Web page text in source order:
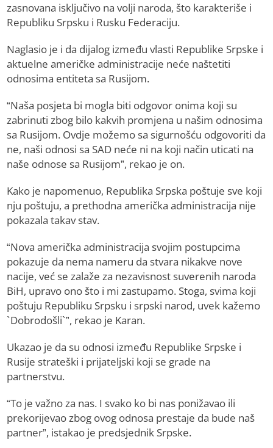
zasnovana isključivo na volji naroda, što karakteriše i
Republiku Srpsku i Rusku Federaciju.
Naglasio je i da dijalog između vlasti Republike Srpske i
aktuelne američke administracije neće naštetiti
odnosima entiteta sa Rusijom.
“Naša posjeta bi mogla biti odgovor onima koji su
zabrinuti zbog bilo kakvih promjena u našim odnosima
sa Rusijom. Ovdje možemo sa sigurnošću odgovoriti da
ne, naši odnosi sa SAD neće ni na koji način uticati na
naše odnose sa Rusijom”, rekao je on.
Kako je napomenuo, Republika Srpska poštuje sve koji
nju poštuju, a prethodna američka administracija nije
pokazala takav stav.
“Nova američka administracija svojim postupcima
pokazuje da nema nameru da stvara nikakve nove
nacije, već se zalaže za nezavisnost suverenih naroda
BiH, upravo ono što i mi zastupamo. Stoga, svima koji
poštuju Republiku Srpsku i srpski narod, uvek kažemo
`Dobrodošli`”, rekao je Karan.
Ukazao je da su odnosi između Republike Srpske i
Rusije strateški i prijateljski koji se grade na
partnerstvu.
“To je važno za nas. I svako ko bi nas ponižavao ili
prekorijevao zbog ovog odnosa prestaje da bude naš
partner”, istakao je predsjednik Srpske.